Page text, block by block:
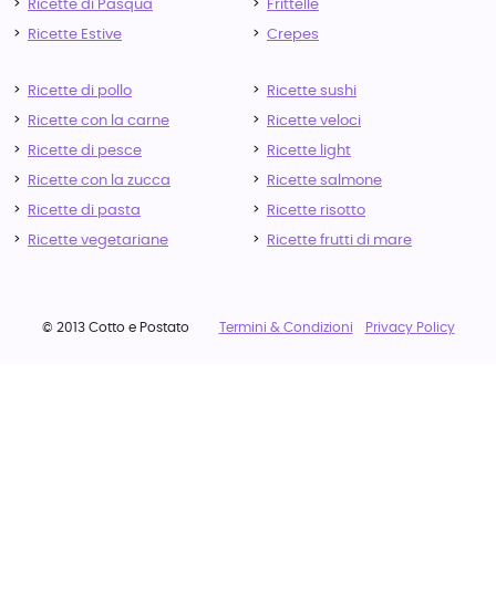
Ricette di Pasqua
Ricette Estive
Frittelle
Crepes
Ricette di pollo
Ricette con la carne
Ricette di pesce
Ricette con la zucca
Ricette di pasta
Ricette vegetariane
Ricette sushi
Ricette veloci
Ricette light
Ricette salmone
Ricette risotto
Ricette frutti di mare
© 2013 Cotto e Postato Termini & Condizioni Privacy Policy